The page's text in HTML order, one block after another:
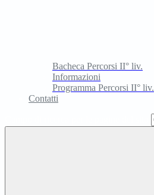
Bacheca Percorsi II° liv.
Informazioni
Programma Percorsi II° liv.
Contatti